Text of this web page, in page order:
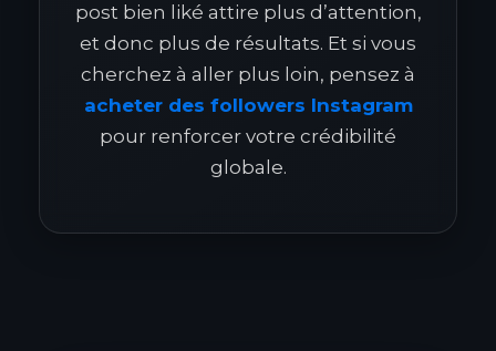
post bien liké attire plus d’attention,
et donc plus de résultats. Et si vous
cherchez à aller plus loin, pensez à
acheter des followers Instagram
pour renforcer votre crédibilité
globale.